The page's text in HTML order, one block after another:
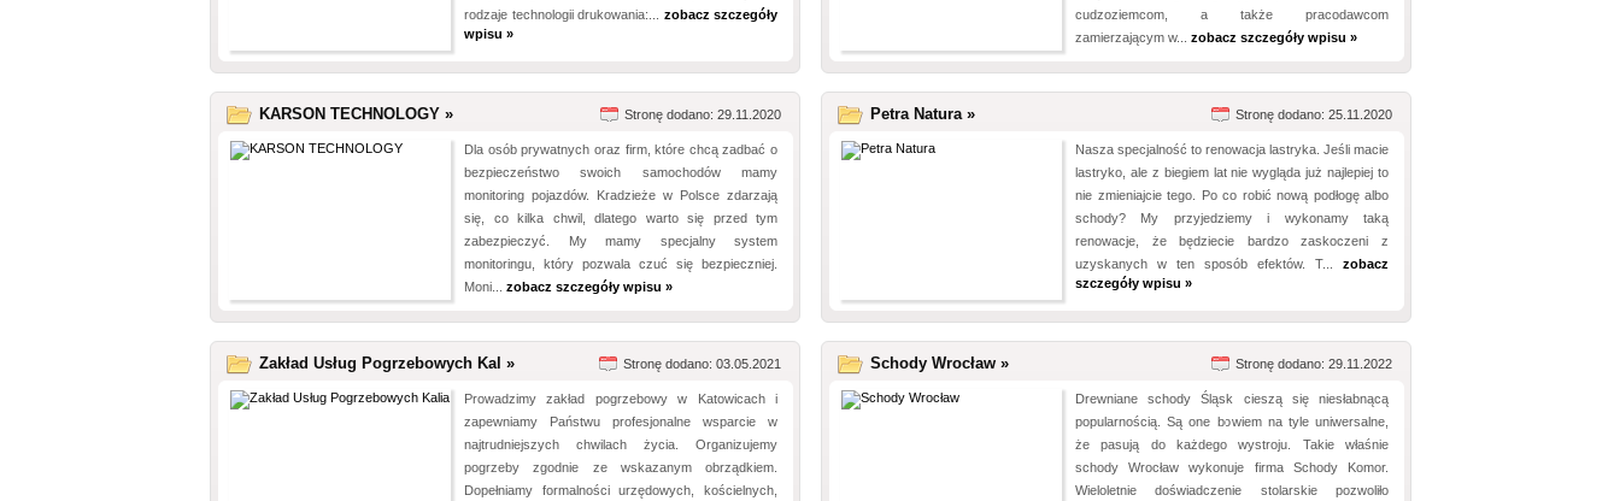
rodzaje technologii drukowania:... zobacz szczegóły
wpisu »
cudzoziemcom, a także pracodawcom
zamierzającym w... zobacz szczegóły wpisu »
KARSON TECHNOLOGY » Stronę dodano: 29.11.2020
Dla osób prywatnych oraz firm, które chcą zadbać o
bezpieczeństwo swoich samochodów mamy
monitoring pojazdów. Kradzieże w Polsce zdarzają
się, co kilka chwil, dlatego warto się przed tym
zabezpieczyć. My mamy specjalny system
monitoringu, który pozwala czuć się bezpieczniej.
Moni... zobacz szczegóły wpisu »
Petra Natura » Stronę dodano: 25.11.2020
Nasza specjalność to renowacja lastryka. Jeśli macie
lastryko, ale z biegiem lat nie wygląda już najlepiej to
nie zmieniajcie tego. Po co robić nową podłogę albo
schody? My przyjedziemy i wykonamy taką
renowacje, że będziecie bardzo zaskoczeni z
uzyskanych w ten sposób efektów. T... zobacz
szczegóły wpisu »
Zakład Usług Pogrzebowych Kal » Stronę dodano: 03.05.2021
Prowadzimy zakład pogrzebowy w Katowicach i
zapewniamy Państwu profesjonalne wsparcie w
najtrudniejszych chwilach życia. Organizujemy
pogrzeby zgodnie ze wskazanym obrządkiem.
Dopełniamy formalności urzędowych, kościelnych,
Schody Wrocław » Stronę dodano: 29.11.2022
Drewniane schody Śląsk cieszą się niesłabnącą
popularnością. Są one bowiem na tyle uniwersalne,
że pasują do każdego wystroju. Takie właśnie
schody Wrocław wykonuje firma Schody Komor.
Wieloletnie doświadczenie stolarskie pozwoliło